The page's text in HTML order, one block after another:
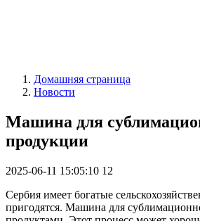
Домашняя страница
Новости
Машина для
продукции
2025-06-11 15:05:10 12
Сербия имеет богатые
пригодятся. Машина для